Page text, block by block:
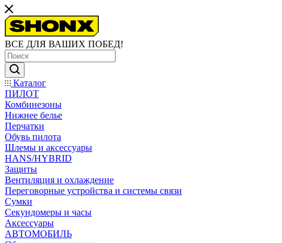
ВСЕ ДЛЯ ВАШИХ ПОБЕД!
Каталог
ПИЛОТ
Комбинезоны
Нижнее белье
Перчатки
Обувь пилота
Шлемы и аксессуары
HANS/HYBRID
Защиты
Вентиляция и охлаждение
Переговорные устройства и системы связи
Сумки
Секундомеры и часы
Аксессуары
АВТОМОБИЛЬ